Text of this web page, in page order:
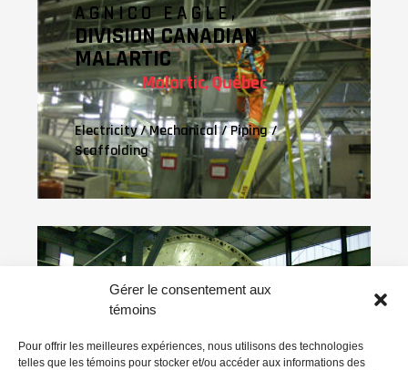
Gérer le consentement aux
témoins
Pour offrir les meilleures expériences, nous utilisons des technologies
telles que les témoins pour stocker et/ou accéder aux informations des
AGNICO EAGLE,
DIVISION CANADIAN
MALARTIC
Malartic, Québec
Electricity/Mechanical/Piping/
Scaffolding
DIVISION GIBRALTAR
McLeese Lake, Colombie-
Britannique